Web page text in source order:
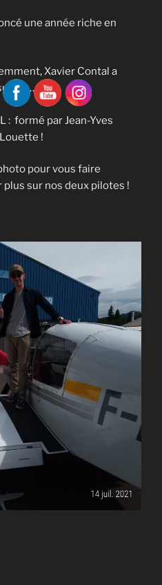
une année riche en
Xavier Contal a
: formé par Jean-Yves
!
pour vous faire
plus sur nos deux pilotes !